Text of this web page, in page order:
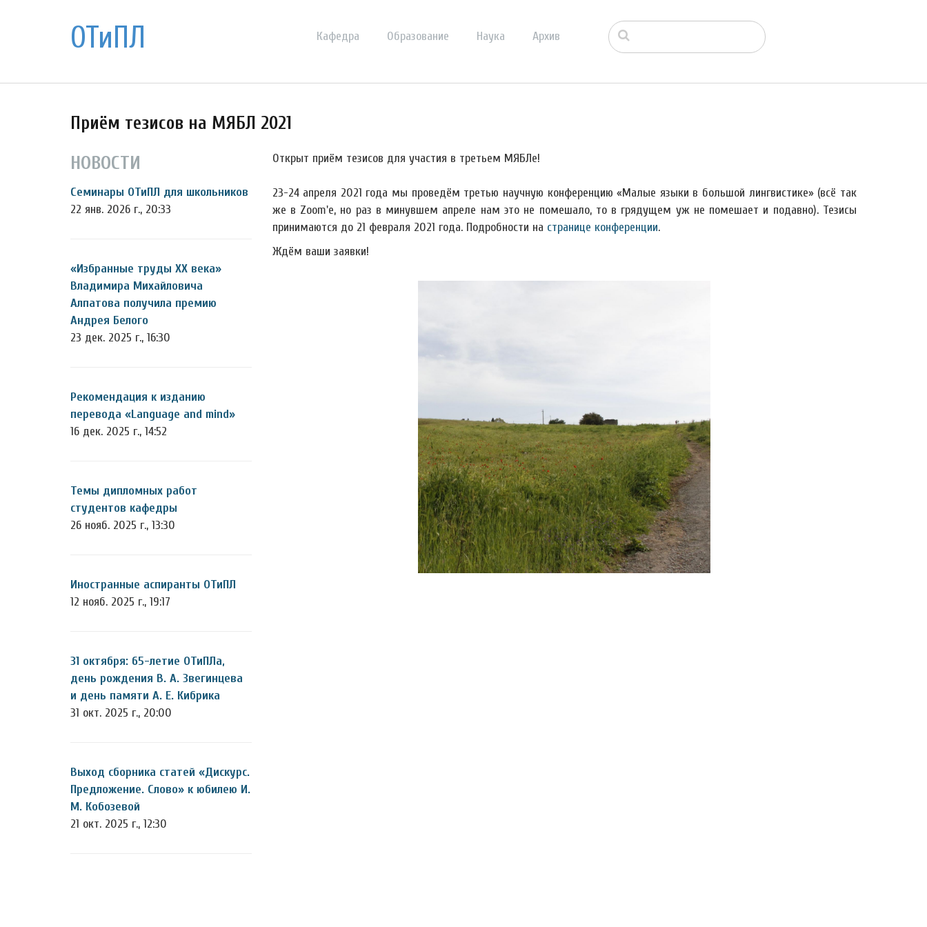
ОТиПЛ Кафедра Образование Наука Архив
Приём тезисов на МЯБЛ 2021
НОВОСТИ
Семинары ОТиПЛ для школьников
22 янв. 2026 г., 20:33
«Избранные труды ХХ века»
Владимира Михайловича
Алпатова получила премию
Андрея Белого
23 дек. 2025 г., 16:30
Рекомендация к изданию
перевода «Language and mind»
16 дек. 2025 г., 14:52
Темы дипломных работ
студентов кафедры
26 нояб. 2025 г., 13:30
Иностранные аспиранты ОТиПЛ
12 нояб. 2025 г., 19:17
31 октября: 65-летие ОТиПЛа,
день рождения В. А. Звегинцева
и день памяти А. Е. Кибрика
31 окт. 2025 г., 20:00
Выход сборника статей «Дискурс.
Предложение. Слово» к юбилею И.
М. Кобозевой
21 окт. 2025 г., 12:30
Открыт приём тезисов для участия в третьем МЯБЛе!
23-24 апреля 2021 года мы проведём третью научную конференцию «Малые языки в большой лингвистике» (всё так
же в Zoom'е, но раз в минувшем апреле нам это не помешало, то в грядущем уж не помешает и подавно). Тезисы
принимаются до 21 февраля 2021 года. Подробности на странице конференции.
Ждём ваши заявки!